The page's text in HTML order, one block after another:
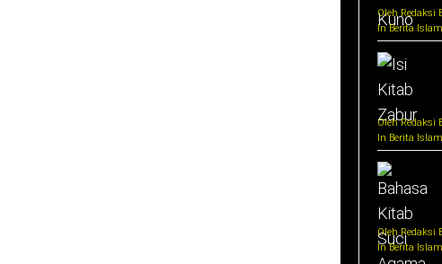
Oleh Redaksi
In Berita
Oleh Redaksi
In Berita
Oleh Redaksi
In Berita